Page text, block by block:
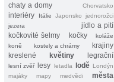
chaty a domy Chorvatsko
interiéry Itálie Japonsko
jednorožci
jezera
jídlo a pití
kočkovité šelmy
kočky
koláže
koně
kostely a chrámy
krajiny
kreslené
květiny legrační
lesní zvěř lesy letadla lodě Londýn
majáky
mapy medvědi
města